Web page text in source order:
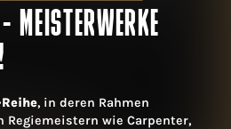
MEISTERWERKE
Reihe, in deren Rahmen
Regiemeistern wie Carpenter,